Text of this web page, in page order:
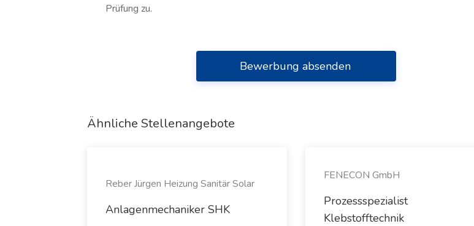
Prüfung zu.
Bewerbung absenden
Ähnliche Stellenangebote
Reber Jürgen Heizung Sanitär Solar
Anlagenmechaniker SHK
FENECON GmbH
Prozessspezialist
Klebstofftechnik